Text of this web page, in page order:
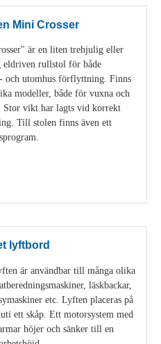
Mini Crosser
är en liten trehjulig eller
rullstol för både
och utomhus förflyttning. Finns
modeller, både för vuxna och
Stor vikt har lagts vid korrekt
Till stolen finns även ett
lyftbord
är användbar till många olika
läskbackar,
etc. Lyften placeras på
ett skåp. Ett motorsystem med
höjer och sänker till en